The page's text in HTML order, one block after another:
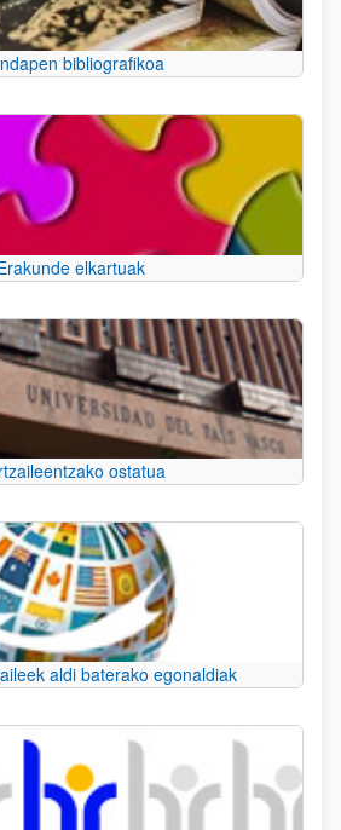
bibliografikoa
elkartuak
ostatua
aldi baterako egonaldiak